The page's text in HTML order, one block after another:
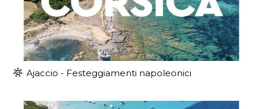
Ajaccio - Festeggiamenti napoleonici